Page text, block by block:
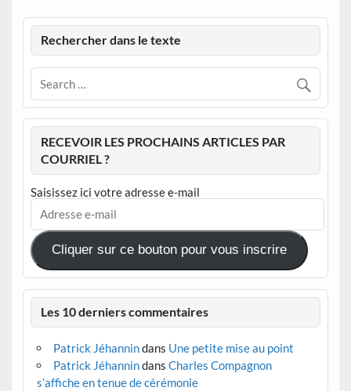
Rechercher dans le texte
RECEVOIR LES PROCHAINS ARTICLES PAR
COURRIEL ?
Saisissez ici votre adresse e-mail
Adresse
mail
Cliquer sur ce bouton pour vous inscrire
Les 10 derniers commentaires
Patrick Jéhannindans Une petite mise au point
Patrick Jéhannindans Charles Compagnon
s’affiche en tenue de cérémonie